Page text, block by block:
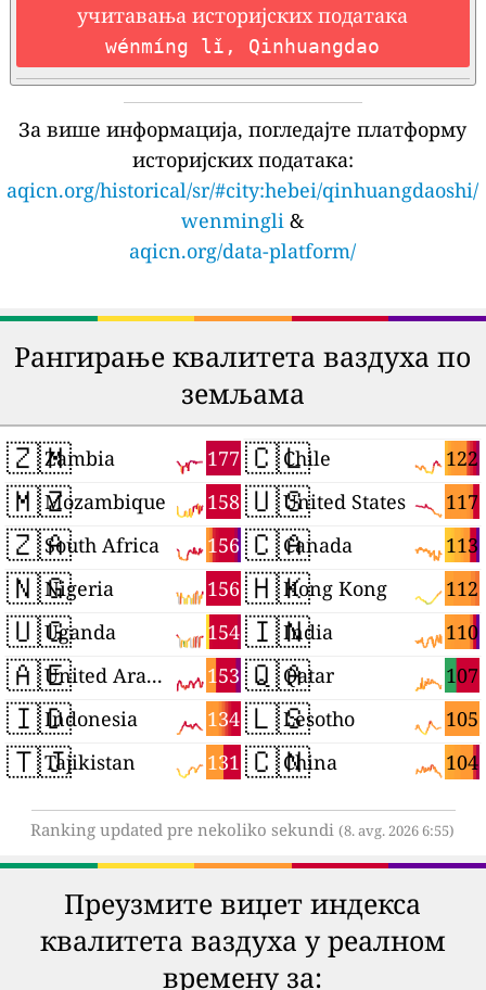
учитавања историјских података
wénmíng lǐ, Qinhuangdao
За више информација, погледајте платформу
историјских података:
aqicn.org/historical/sr/#city:hebei/qinhuangdaoshi/
wenmingli &
aqicn.org/data-platform/
Рангирање квалитета ваздуха по
земљама
🇿🇲 177
Zambia
🇲🇿 158
Mozambique
🇿🇦 156
South Africa
🇳🇬 156
Nigeria
🇺🇬 154
Uganda
🇦🇪 153
United Arab Emirates
🇮🇩 134
Indonesia
🇹🇯 131
Tajikistan
🇨🇱 122
Chile
🇺🇸 117
United States
🇨🇦 113
Canada
🇭🇰 112
Hong Kong
🇮🇳 110
India
🇶🇦 107
Qatar
🇱🇸 105
Lesotho
🇨🇳 104
China
Ranking updated pre nekoliko sekundi(8. avg. 2026 6:55)
Преузмите виџет индекса
квалитета ваздуха у реалном
времену за: